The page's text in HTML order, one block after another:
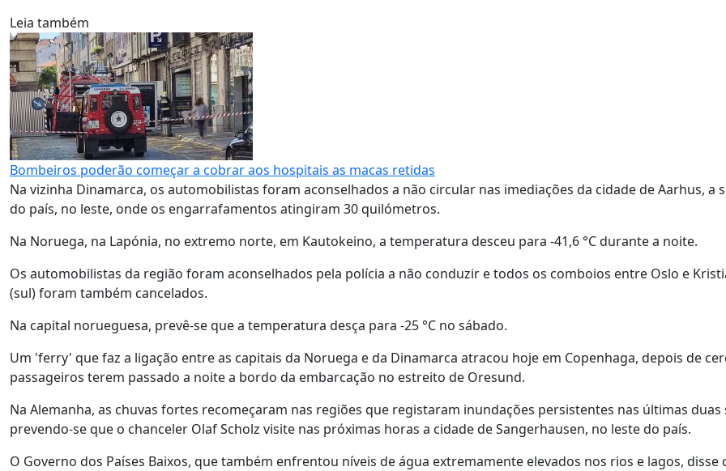
Leia também
Bombeiros poderão começar a cobrar aos hospitais as macas retidas
Na vizinha Dinamarca, os automobilistas foram aconselhados a não circular nas imediações da cidade de Aarhus, a
do país, no leste, onde os engarrafamentos atingiram 30 quilómetros.
Na Noruega, na Lapónia, no extremo norte, em Kautokeino, a temperatura desceu para -41,6 °C durante a noite.
Os automobilistas da região foram aconselhados pela polícia a não conduzir e todos os comboios entre Oslo e
(sul) foram também cancelados.
Na capital norueguesa, prevê-se que a temperatura desça para -25 °C no sábado.
Um 'ferry' que faz a ligação entre as capitais da Noruega e da Dinamarca atracou hoje em Copenhaga, depois de
passageiros terem passado a noite a bordo da embarcação no estreito de Oresund.
Na Alemanha, as chuvas fortes recomeçaram nas regiões que registaram inundações persistentes nas últimas duas
prevendo-se que o chanceler Olaf Scholz visite nas próximas horas a cidade de Sangerhausen, no leste do país.
O Governo dos Países Baixos, que também enfrentou níveis de água extremamente elevados nos rios e lagos, disse